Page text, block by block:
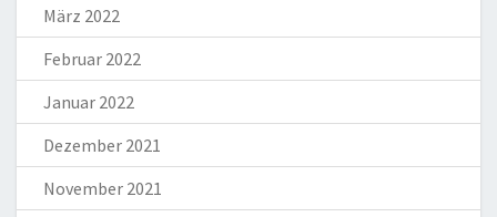
März 2022
Februar 2022
Januar 2022
Dezember 2021
November 2021